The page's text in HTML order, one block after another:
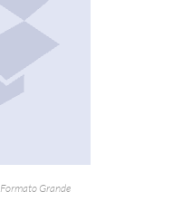
Formato Grande